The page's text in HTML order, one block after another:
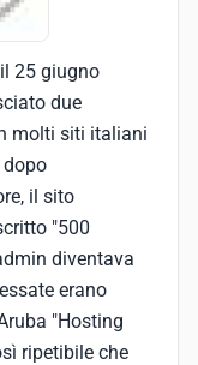
25 giugno
due
molti siti italiani
il sito
"500
diventava
erano
"Hosting
ripetibile che